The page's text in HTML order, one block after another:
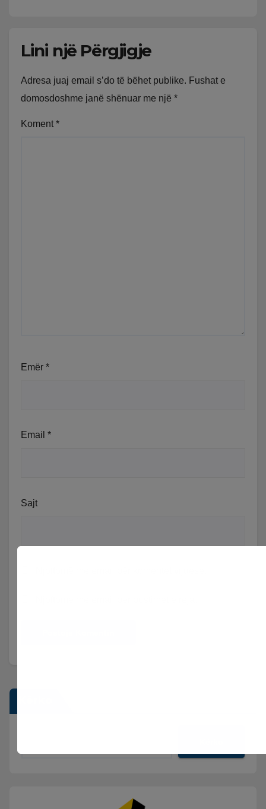
Lini një Përgjigje
Adresa juaj email s’do të bëhet publike. Fushat e
domosdoshme janë shënuar me një *
Koment *
Emër *
Email *
Sajt